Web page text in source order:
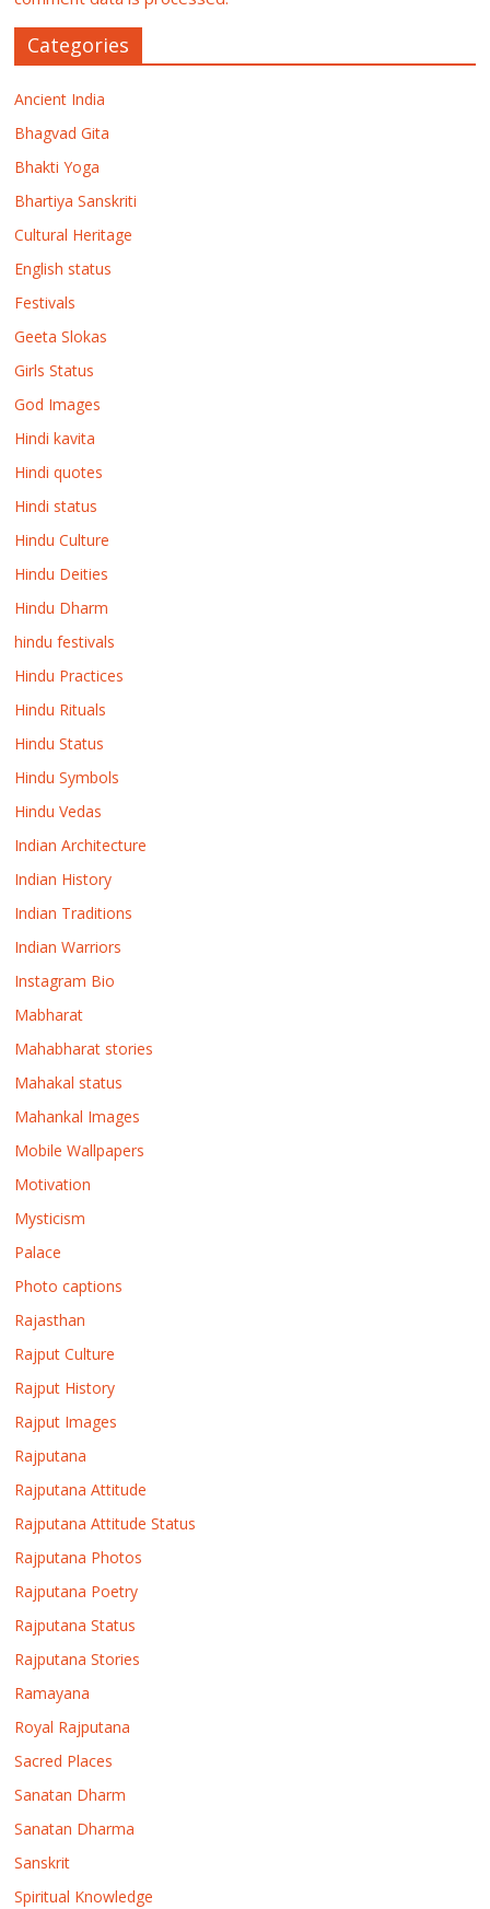
Categories
Ancient India
Bhagvad Gita
Bhakti Yoga
Bhartiya Sanskriti
Cultural Heritage
English status
Festivals
Geeta Slokas
Girls Status
God Images
Hindi kavita
Hindi quotes
Hindi status
Hindu Culture
Hindu Deities
Hindu Dharm
hindu festivals
Hindu Practices
Hindu Rituals
Hindu Status
Hindu Symbols
Hindu Vedas
Indian Architecture
Indian History
Indian Traditions
Indian Warriors
Instagram Bio
Mabharat
Mahabharat stories
Mahakal status
Mahankal Images
Mobile Wallpapers
Motivation
Mysticism
Palace
Photo captions
Rajasthan
Rajput Culture
Rajput History
Rajput Images
Rajputana
Rajputana Attitude
Rajputana Attitude Status
Rajputana Photos
Rajputana Poetry
Rajputana Status
Rajputana Stories
Ramayana
Royal Rajputana
Sacred Places
Sanatan Dharm
Sanatan Dharma
Sanskrit
Spiritual Knowledge